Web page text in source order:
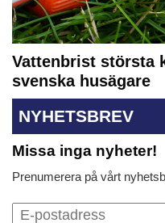
Vattenbrist största
svenska husägare
NYHETSBREV
Missa inga nyheter!
Prenumerera på vårt